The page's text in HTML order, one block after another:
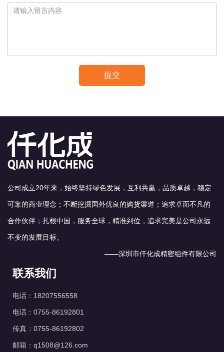
提交
公司成立20年来，始终坚持绿色发展，互利共赢，品质卓越，稳定
可靠的商业理念；不断挖掘国外优良的购货渠道；追求卓而不凡的
合作伙伴；扎根中国，服务全球，精准到位，追求完美是公司永远
不变的发展目标。
——深圳市仟化成精密组件有限公司
联系我们
电话：18207556558
电话：0755-86192801
传真：0755-86192802
邮箱：q1508@126.com